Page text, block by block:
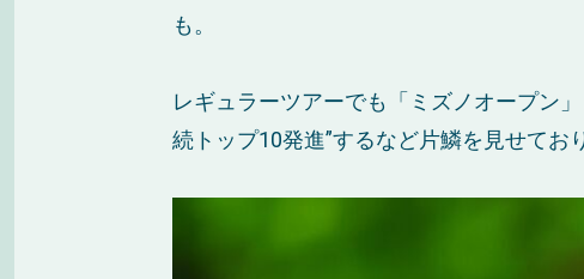
も。
レギュラーツアーでも「ミズノオープン
続トップ10発進”するなど片鱗を見せてお